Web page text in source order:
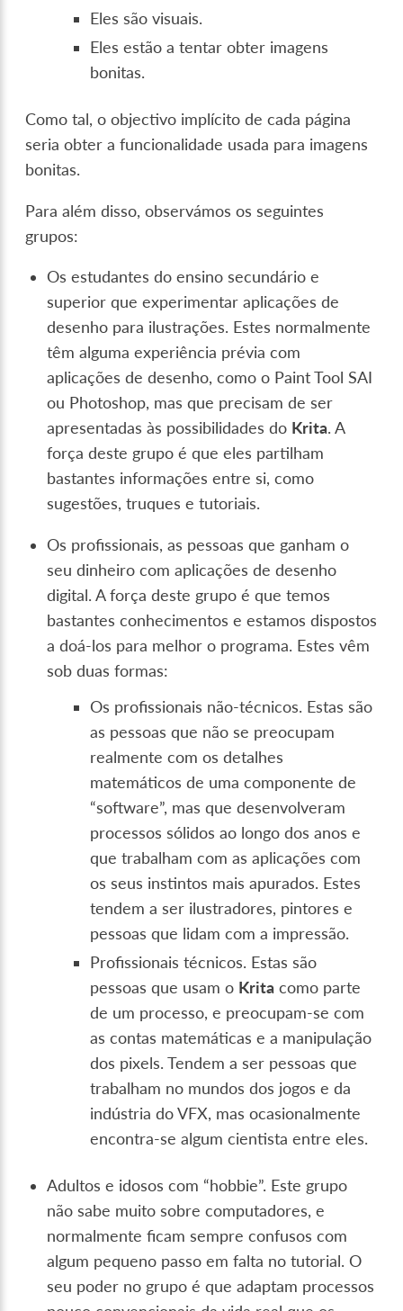
Eles são visuais.
Eles estão a tentar obter imagens
bonitas.
Como tal, o objectivo implícito de cada página
seria obter a funcionalidade usada para imagens
bonitas.
Para além disso, observámos os seguintes
grupos:
Os estudantes do ensino secundário e
superior que experimentar aplicações de
desenho para ilustrações. Estes normalmente
têm alguma experiência prévia com
aplicações de desenho, como o Paint Tool SAI
ou Photoshop, mas que precisam de ser
apresentadas às possibilidades do Krita. A
força deste grupo é que eles partilham
bastantes informações entre si, como
sugestões, truques e tutoriais.
Os profissionais, as pessoas que ganham o
seu dinheiro com aplicações de desenho
digital. A força deste grupo é que temos
bastantes conhecimentos e estamos dispostos
a doá-los para melhor o programa. Estes vêm
sob duas formas:
Os profissionais não-técnicos. Estas são
as pessoas que não se preocupam
realmente com os detalhes
matemáticos de uma componente de
“software”, mas que desenvolveram
processos sólidos ao longo dos anos e
que trabalham com as aplicações com
os seus instintos mais apurados. Estes
tendem a ser ilustradores, pintores e
pessoas que lidam com a impressão.
Profissionais técnicos. Estas são
pessoas que usam o Krita como parte
de um processo, e preocupam-se com
as contas matemáticas e a manipulação
dos pixels. Tendem a ser pessoas que
trabalham no mundos dos jogos e da
indústria do VFX, mas ocasionalmente
encontra-se algum cientista entre eles.
Adultos e idosos com “hobbie”. Este grupo
não sabe muito sobre computadores, e
normalmente ficam sempre confusos com
algum pequeno passo em falta no tutorial. O
seu poder no grupo é que adaptam processos